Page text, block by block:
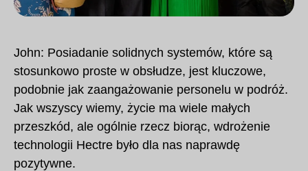
John: Posiadanie solidnych systemów, które są
stosunkowo proste w obsłudze, jest kluczowe,
podobnie jak zaangażowanie personelu w podróż.
Jak wszyscy wiemy, życie ma wiele małych
przeszkód, ale ogólnie rzecz biorąc, wdrożenie
technologii Hectre było dla nas naprawdę
pozytywne.